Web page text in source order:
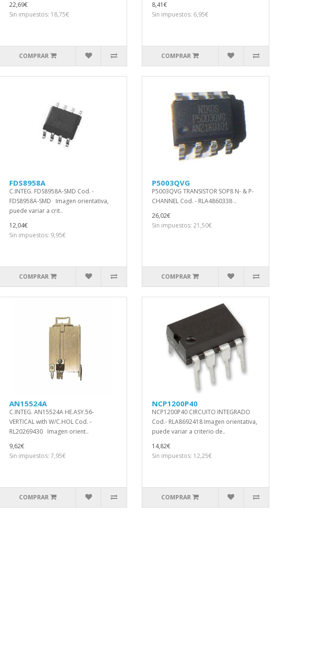
22,69€
Sin impuestos: 18,75€
COMPRAR
8,41€
Sin impuestos: 6,95€
COMPRAR
FDS8958A
C.INTEG. FDS8958A-SMD Cod. -
FDS8958A-SMD Imagen orientativa,
puede variar a crit..
12,04€
Sin impuestos: 9,95€
COMPRAR
P5003QVG
P5003QVG TRANSISTOR SOP8 N- & P-
CHANNEL Cod. - RLA4860338 ..
26,02€
Sin impuestos: 21,50€
COMPRAR
AN15524A
C.INTEG. AN15524A HE.ASY.56-
VERTICAL with W/C.HOL Cod. -
RL20269430 Imagen orient..
9,62€
Sin impuestos: 7,95€
COMPRAR
NCP1200P40
NCP1200P40 CIRCUITO INTEGRADO
Cod.- RLA8692418 Imagen orientativa,
puede variar a criterio de..
14,82€
Sin impuestos: 12,25€
COMPRAR